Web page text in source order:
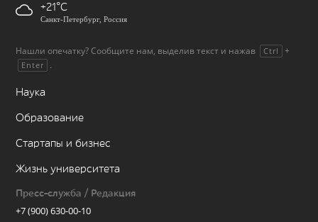
+21
Санкт-Петербург, Россия
Нашли опечатку? Сообщите нам, выделив текст и нажав Ctrl +
Enter .
Наука
Образование
Стартапы и бизнес
Жизнь университета
Пресс-служба / Редакция
+7 (900) 630-00-10